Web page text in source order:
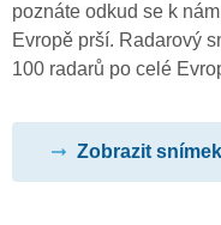
poznáte odkud se k
Evropě prší. Radarový
100 radarů po celé
Zobrazit